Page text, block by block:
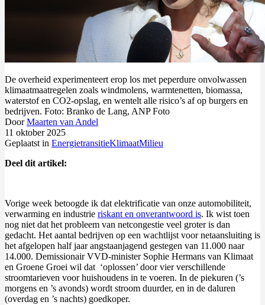
De overheid experimenteert erop los met peperdure onvolwassen
klimaatmaatregelen zoals windmolens, warmtenetten, biomassa,
waterstof en CO2-opslag, en wentelt alle risico’s af op burgers en
bedrijven. Foto: Branko de Lang, ANP Foto
DoorMaarten van Andel
11 oktober 2025
Geplaatst in EnergietransitieKlimaatMilieu
Deel dit artikel:
Vorige week betoogde ik dat elektrificatie van onze automobiliteit,
verwarming en industrie riskant en onverantwoord is. Ik wist toen
nog niet dat het probleem van netcongestie veel groter is dan
gedacht. Het aantal bedrijven op een wachtlijst voor netaansluiting is
het afgelopen half jaar angstaanjagend gestegen van 11.000 naar
14.000. Demissionair VVD-minister Sophie Hermans van Klimaat
en Groene Groei wil dat ‘oplossen’ door vier verschillende
stroomtarieven voor huishoudens in te voeren. In de piekuren (’s
morgens en ’s avonds) wordt stroom duurder, en in de daluren
(overdag en ’s nachts) goedkoper.